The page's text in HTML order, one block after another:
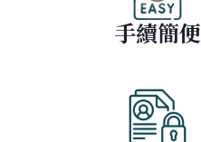
手續簡便